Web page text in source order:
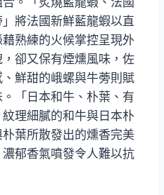
將法國新鮮藍龍蝦以直
熟練的火候掌控呈現外
卻又保有煙燻風味，佐
鮮甜的峨螺與牛蒡則賦
「日本和牛、朴葉、有
理細膩的和牛與日本朴
葉所散發出的燻香完美
郁香氣噴發令人難以抗